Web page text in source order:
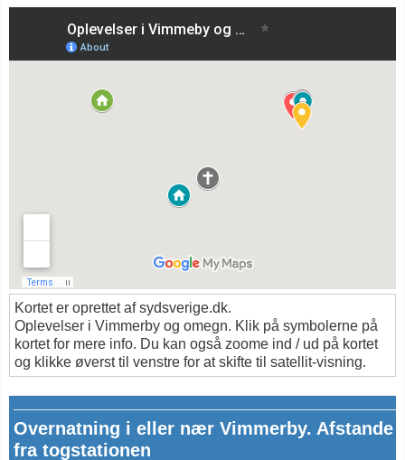
Kortet er oprettet af sydsverige.dk.
Oplevelser i Vimmerby og omegn. Klik på symbolerne på
kortet for mere info. Du kan også zoome ind / ud på kortet
og klikke øverst til venstre for at skifte til satellit-visning.
Overnatning i eller nær Vimmerby. Afstande
fra togstationen